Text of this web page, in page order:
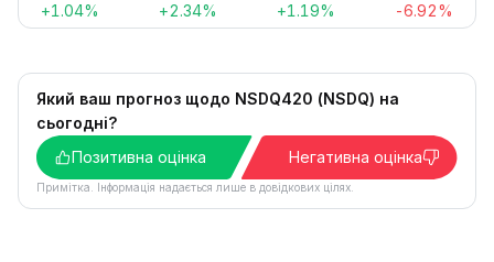
+1.04% +2.34% +1.19% -6.92%
Який ваш прогноз щодо NSDQ420 (NSDQ) на
сьогодні?
Позитивна оцінка
Негативна оцінка
Примітка. Інформація надається лише в довідкових цілях.